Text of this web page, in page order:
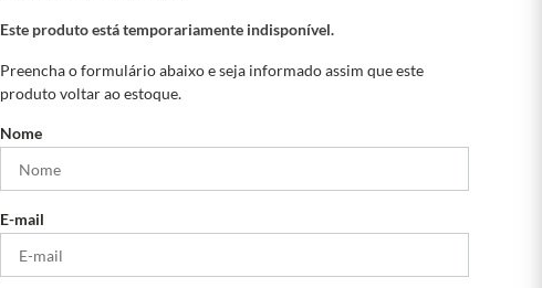
Este produto está temporariamente indisponível.
Preencha o formulário abaixo e seja informado assim que este
produto voltar ao estoque.